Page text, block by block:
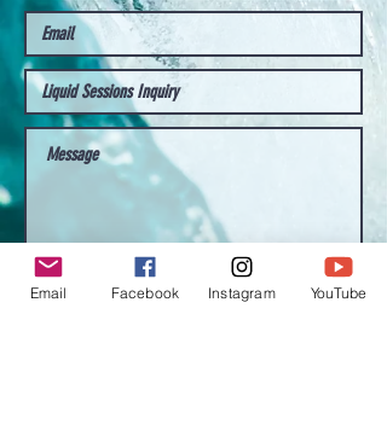
Submit
Email Facebook Instagram YouTube